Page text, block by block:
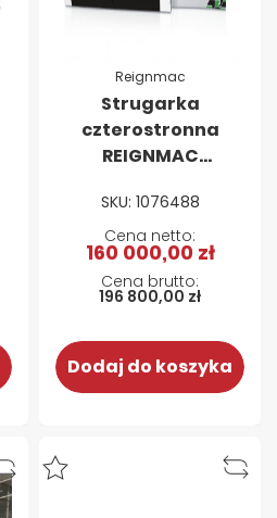
Reignmac
Strugarka
czterostronna
REIGNMAC
SKU: 1076488
196 800,00 zł
160 000,00 zł
Dodaj do koszyka